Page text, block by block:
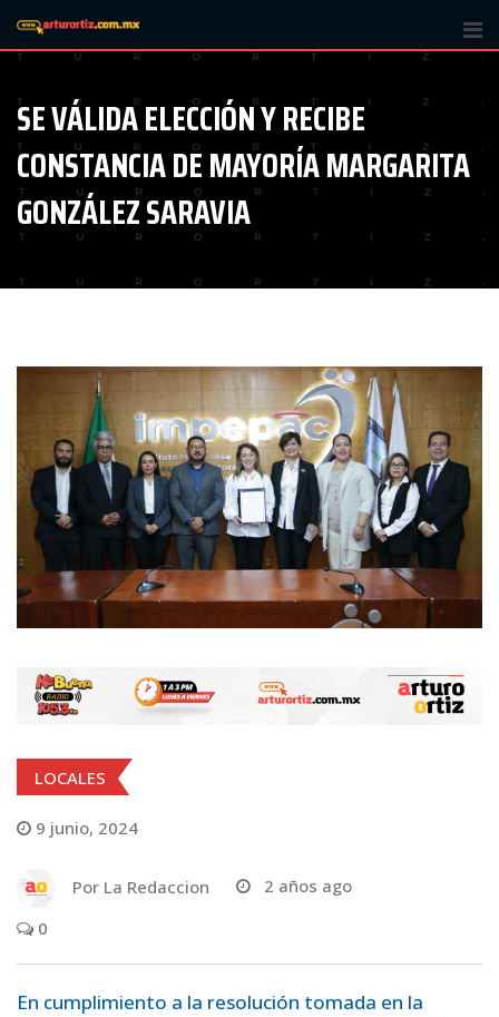
content
SE VÁLIDA ELECCIÓN Y RECIBE
CONSTANCIA DE MAYORÍA MARGARITA
GONZÁLEZ SARAVIA
LOCALES
9 junio, 2024
Por La Redaccion
2 años ago
0
En cumplimiento a la resolución tomada en la